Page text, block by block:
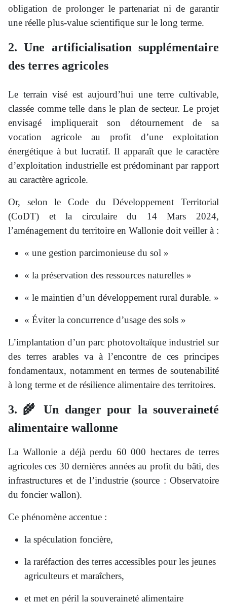
obligation de prolonger le partenariat ni de garantir
une réelle plus-value scientifique sur le long terme.
2. Une artificialisation supplémentaire
des terres agricoles
Le terrain visé est aujourd’hui une terre cultivable,
classée comme telle dans le plan de secteur. Le projet
envisagé impliquerait son détournement de sa
vocation agricole au profit d’une exploitation
énergétique à but lucratif. Il apparaît que le caractère
d’exploitation industrielle est prédominant par rapport
au caractère agricole.
Or, selon le Code du Développement Territorial
(CoDT) et la circulaire du 14 Mars 2024,
l’aménagement du territoire en Wallonie doit veiller à :
« une gestion parcimonieuse du sol »
« la préservation des ressources naturelles »
« le maintien d’un développement rural durable. »
« Éviter la concurrence d’usage des sols »
L’implantation d’un parc photovoltaïque industriel sur
des terres arables va à l’encontre de ces principes
fondamentaux, notamment en termes de soutenabilité
à long terme et de résilience alimentaire des territoires.
3. 🌾 Un danger pour la souveraineté
alimentaire wallonne
La Wallonie a déjà perdu 60 000 hectares de terres
agricoles ces 30 dernières années au profit du bâti, des
infrastructures et de l’industrie (source : Observatoire
du foncier wallon).
Ce phénomène accentue :
la spéculation foncière,
la raréfaction des terres accessibles pour les jeunes
agriculteurs et maraîchers,
et met en péril la souveraineté alimentaire